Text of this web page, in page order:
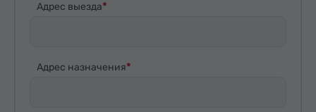
Адрес выезда
Адрес назначения